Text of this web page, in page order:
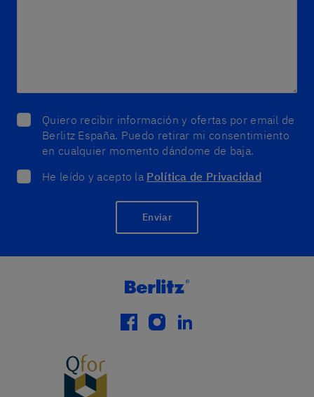
Quiero recibir información y ofertas por email de
Berlitz España. Puedo retirar mi consentimiento
en cualquier momento dándome de baja.
He leído y acepto la Política de Privacidad
Enviar
facebook
instagram
linkedin